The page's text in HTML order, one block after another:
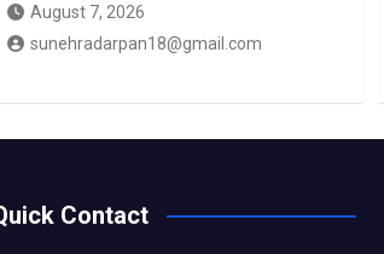
August 7, 2026
sunehradarpan18@gmail.com
Contact